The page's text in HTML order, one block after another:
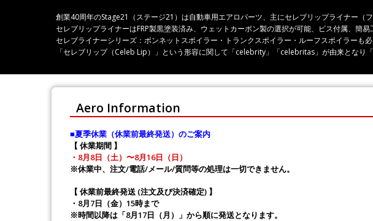
創業40周年のStage21（ステージ21）は自動車用エアロパーツ、主にセレブリップライナー（
セレブリップライナーはFRP製黒塗装済み、ウェットカーボン製の選択が可能、ビス付属、簡易
セレブライナーシリーズ：ボンネットスポイラー・トランクスポイラー・ルーフスポイラーも必
「セレブリップ（Celeb Lip）」という形容に関して「celebrity」「celebritas」が由来となり
Aero Information
■夏季休業（休業前最終発送）のご案内
【 休業期間 】
・8月8日（土）〜8月16日（日）
※休業中、注文/電話/メール/質問等の処理は一切できません。
【 休業前最終発送 (注文及び決済確定) 】
・8月7日（金）15時まで
※時間以降は「8月17日（月）」から順に発送となります。